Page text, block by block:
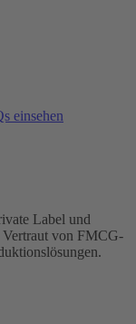
einsehen
Label und
von FMCG-